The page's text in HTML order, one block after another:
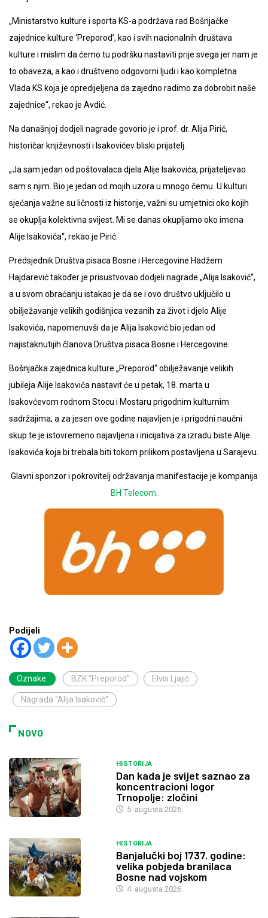
„Ministarstvo kulture i sporta KS-a podržava rad Bošnjačke
zajednice kulture ‘Preporod’, kao i svih nacionalnih društava
kulture i mislim da ćemo tu podršku nastaviti prije svega jer nam je
to obaveza, a kao i društveno odgovorni ljudi i kao kompletna
Vlada KS koja je opredijeljena da zajedno radimo za dobrobit naše
zajednice“, rekao je Avdić.
Na današnjoj dodjeli nagrade govorio je i prof. dr. Alija Pirić,
historičar književnosti i Isakovićev bliski prijatelj.
„Ja sam jedan od poštovalaca djela Alije Isakovića, prijateljevao
sam s njim. Bio je jedan od mojih uzora u mnogo čemu. U kulturi
sjećanja važne su ličnosti iz historije, važni su umjetnici oko kojih
se okuplja kolektivna svijest. Mi se danas okupljamo oko imena
Alije Isakovića“, rekao je Pirić.
Predsjednik Društva pisaca Bosne i Hercegovine Hadžem
Hajdarević također je prisustvovao dodjeli nagrade „Alija Isaković“,
a u svom obraćanju istakao je da se i ovo društvo uključilo u
obilježavanje velikih godišnjica vezanih za život i djelo Alije
Isakovića, napomenuvši da je Alija Isaković bio jedan od
najistaknutijih članova Društva pisaca Bosne i Hercegovine.
Bošnjačka zajednica kulture „Preporod“ obilježavanje velikih
jubileja Alije Isakovića nastavit će u petak, 18. marta u
Isakovćevom rodnom Stocu i Mostaru prigodnim kulturnim
sadržajima, a za jesen ove godine najavljen je i prigodni naučni
skup te je istovremeno najavljena i inicijativa za izradu biste Alije
Isakovića koja bi trebala biti tokom prilikom postavljena u Sarajevu.
Glavni sponzor i pokrovitelj održavanja manifestacije je kompanija
BH Telecom
Podijeli
Oznake: BZK “Preporod” Elvis Ljajić
Nagrada “Alija Isaković”
NOVO
HISTORIJA
Dan kada je svijet saznao za
koncentracioni logor
Trnopolje: zločini
5. augusta 2026.
HISTORIJA
Banjalučki boj 1737. godine:
velika pobjeda branilaca
Bosne nad vojskom
4. augusta 2026.